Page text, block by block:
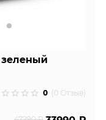
0 (0 Отзыв)